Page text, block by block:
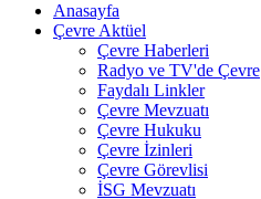
Anasayfa
Çevre Aktüel
Çevre Haberleri
Radyo ve TV'de Çevre
Faydalı Linkler
Çevre Mevzuatı
Çevre Hukuku
Çevre İzinleri
Çevre Görevlisi
İSG Mevzuatı